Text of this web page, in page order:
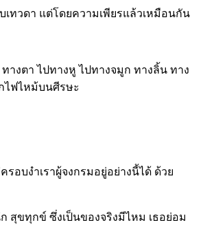
ทวดา แต่โดยความเพียรแล้วเหมือนกัน
างตา ไปทางหู ไปทางจมูก ทางลิ้น ทาง
ไฟไหม้บนศีรษะ
บงำเราผู้จงกรมอยู่อย่างนี้ได้ ด้วย
สุขทุกข์ ซึ่งเป็นของจริงมีไหม เธอย่อม